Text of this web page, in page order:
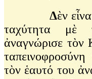
Δὲν
ταχύτητα μὲ
ἀναγνώρισε τὸν
τὸν ἑαυτό του